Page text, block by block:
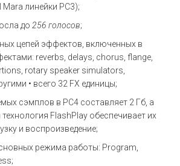
линейки PC3);
до 256 голосов;
цепей эффектов, включенных в
reverbs, delays, chorus, flange,
rotary speaker simulators,
• всего 32 FX единицы;
сэмплов в PC4 составляет 2 Гб, а
FlashPlay обеспечивает их
и воспроизведение;
режима работы: Program,